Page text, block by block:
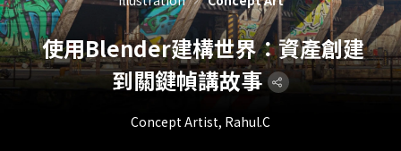
使用Blender建構世界：資產創建
到關鍵幀講故事
Concept Artist, Rahul.C